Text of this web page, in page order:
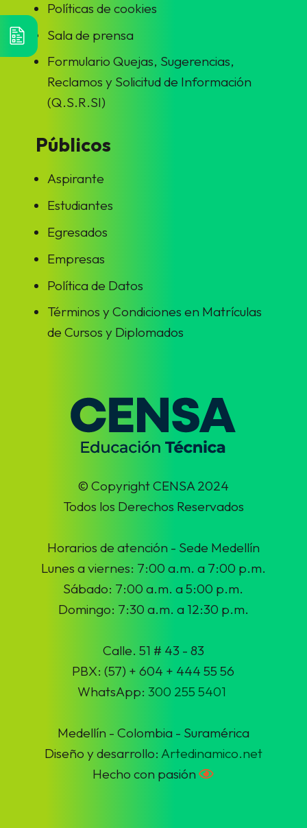
Políticas de cookies
Sala de prensa
Formulario Quejas, Sugerencias,
Reclamos y Solicitud de Información
(Q.S.R.SI)
Públicos
Aspirante
Estudiantes
Egresados
Empresas
Política de Datos
Términos y Condiciones en Matrículas
de Cursos y Diplomados
© Copyright CENSA 2024
Todos los Derechos Reservados
Horarios de atención - Sede Medellín
Lunes a viernes: 7:00 a.m. a 7:00 p.m.
Sábado: 7:00 a.m. a 5:00 p.m.
Domingo: 7:30 a.m. a 12:30 p.m.
Calle. 51 # 43 - 83
PBX: (57) + 604 + 444 55 56
WhatsApp:300 255 5401
Medellín - Colombia - Suramérica
Diseño y desarrollo: Artedinamico.net
Hecho con pasión